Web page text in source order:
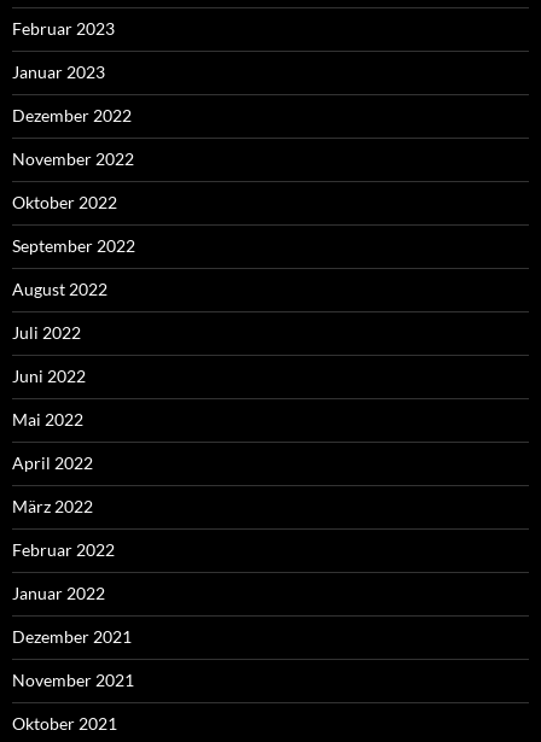
Februar 2023
Januar 2023
Dezember 2022
November 2022
Oktober 2022
September 2022
August 2022
Juli 2022
Juni 2022
Mai 2022
April 2022
März 2022
Februar 2022
Januar 2022
Dezember 2021
November 2021
Oktober 2021